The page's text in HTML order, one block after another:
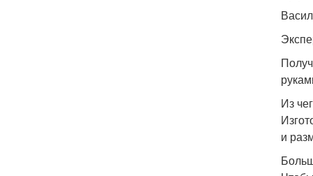
Из
и